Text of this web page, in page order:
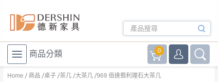
商品分類 0
Home 商品 桌子 茶几 大茶几 969 佰達翡利理石大茶几